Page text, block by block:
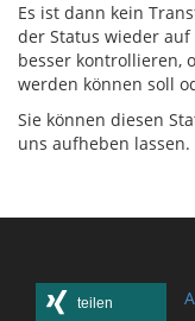
Es ist dann kein
der Status wieder auf
besser kontrollieren,
werden können soll
Sie können diesen
uns aufheben lassen.
teilen